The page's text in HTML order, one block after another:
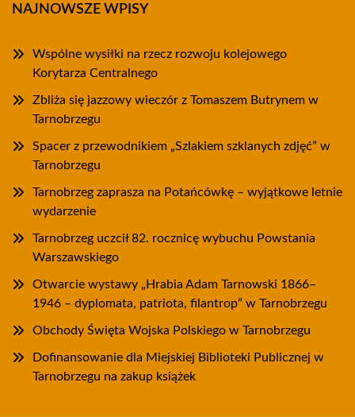
NAJNOWSZE WPISY
Wspólne wysiłki na rzecz rozwoju kolejowego
Korytarza Centralnego
Zbliża się jazzowy wieczór z Tomaszem Butrynem w
Tarnobrzegu
Spacer z przewodnikiem „Szlakiem szklanych zdjęć” w
Tarnobrzegu
Tarnobrzeg zaprasza na Potańcówkę – wyjątkowe letnie
wydarzenie
Tarnobrzeg uczcił 82. rocznicę wybuchu Powstania
Warszawskiego
Otwarcie wystawy „Hrabia Adam Tarnowski 1866–
1946 – dyplomata, patriota, filantrop” w Tarnobrzegu
Obchody Święta Wojska Polskiego w Tarnobrzegu
Dofinansowanie dla Miejskiej Biblioteki Publicznej w
Tarnobrzegu na zakup książek